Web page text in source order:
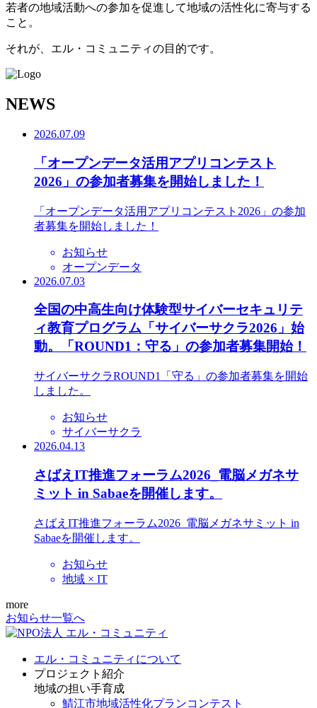
若者の地域活動への参加を促進して地域の活性化に寄与する
こと。
それが、エル・コミュニティの目的です。
NEWS
2026.07.09
「オープンデータ活用アプリコンテスト
2026」の参加者募集を開始しました！
「オープンデータ活用アプリコンテスト2026」の参加
者募集を開始しました！
お知らせ
オープンデータ
2026.07.03
全国の中高生向け体験型サイバーセキュリテ
ィ教育プログラム「サイバーサクラ2026」始
動。「ROUND1：守る」の参加者募集開始！
サイバーサクラROUND1「守る」の参加者募集を開始
しました。
お知らせ
サイバーサクラ
2026.04.13
さばえIT推進フォーラム2026_電脳メガネサ
ミット in Sabaeを開催します。
さばえIT推進フォーラム2026_電脳メガネサミット in
Sabaeを開催します。
お知らせ
地域 × IT
more
お知らせ一覧へ
エル・コミュニティについて
プロジェクト紹介
地域の担い手育成
鯖江市地域活性化プランコンテスト